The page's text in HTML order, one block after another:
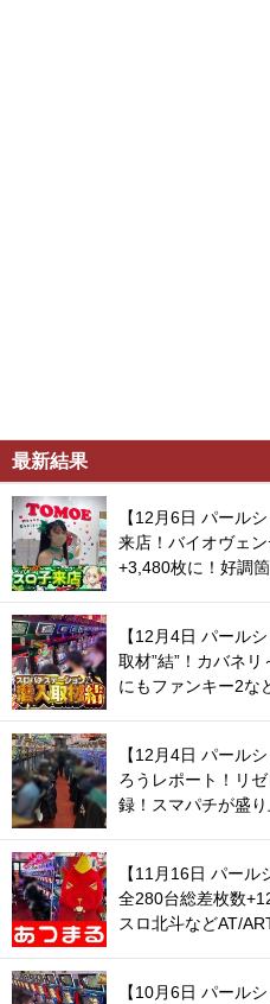
最新結果
【12月6日 パール
来店！バイオヴェ
+3,480枚に！好調
【12月4日 パール
取材”結”！カバネ
にもファンキー2な
【12月4日 パール
ろうレポート！リ
録！スマパチが盛
【11月16日 パー
全280台総差枚数
スロ北斗などAT/
【10月6日 パール